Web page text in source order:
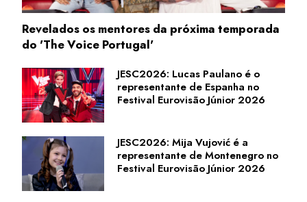
Revelados os mentores da próxima temporada
do 'The Voice Portugal'
JESC2026: Lucas Paulano é o
representante de Espanha no
Festival Eurovisão Júnior 2026
JESC2026: Mija Vujović é a
representante de Montenegro no
Festival Eurovisão Júnior 2026